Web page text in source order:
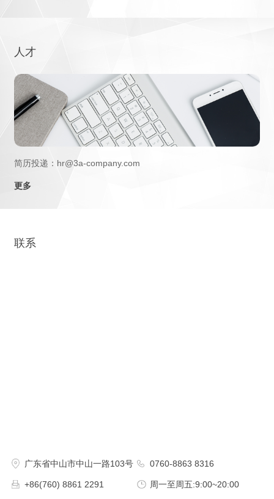
人才
简历投递：hr@3a-company.com
更多
联系
广东省中山市中山一路103号 0760-8863 8316
+86(760) 8861 2291 周一至周五:9:00~20:00